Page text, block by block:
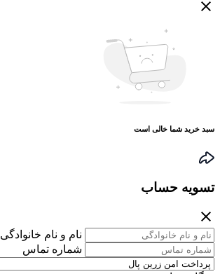
سبد خرید شما خالی است
تسویه حساب
نام و نام خانوادگی
شماره تماس